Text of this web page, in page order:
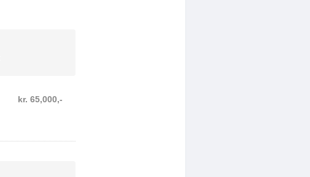
kr. 65,000,-